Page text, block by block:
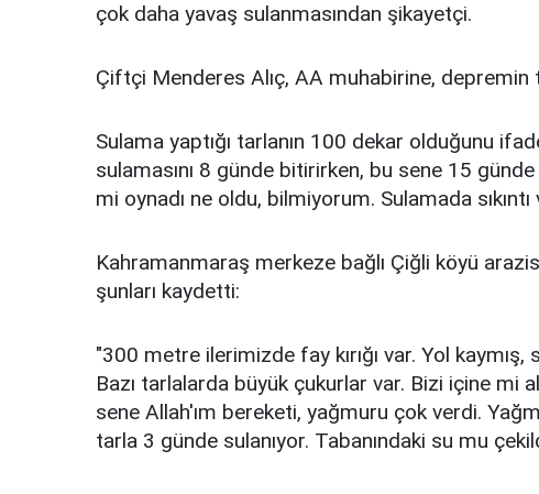
çok daha yavaş sulanmasından şikayetçi.
Çiftçi Menderes Alıç, AA muhabirine,
Sulama yaptığı tarlanın 100 dekar olduğunu
sulamasını 8 günde bitirirken, bu sene 15 günde
mi oynadı ne oldu, bilmiyorum. Sulamada sıkıntı
Kahramanmaraş merkeze bağlı Çiğli köyü
şunları kaydetti:
"300 metre ilerimizde fay kırığı var. Yol kaymış,
Bazı tarlalarda büyük çukurlar var. Bizi içine mi
sene Allah'ım bereketi, yağmuru çok verdi.
tarla 3 günde sulanıyor. Tabanındaki su mu